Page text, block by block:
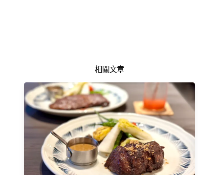
相關文章